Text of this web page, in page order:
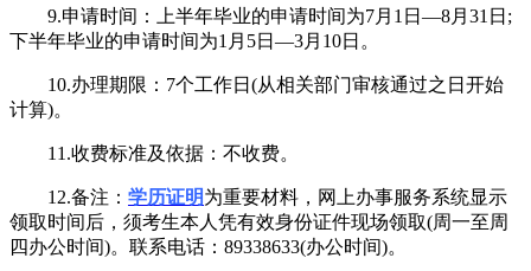
9.申请时间：上半年毕业的申请时间为7月1日—8月31日;
下半年毕业的申请时间为1月5日—3月10日。
10.办理期限：7个工作日(从相关部门审核通过之日开始
计算)。
11.收费标准及依据：不收费。
12.备注： 学历证明为重要材料，网上办事服务系统显示
领取时间后，须考生本人凭有效身份证件现场领取(周一至周
四办公时间)。联系电话：89338633(办公时间)。